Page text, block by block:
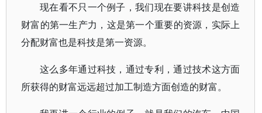
现在看不只一个例子，我们现在要讲科技是创造
财富的第一生产力，这是第一个重要的资源，实际上
分配财富也是科技是第一资源。
这么多年通过科技，通过专利，通过技术这方面
所获得的财富远远超过加工制造方面创造的财富。